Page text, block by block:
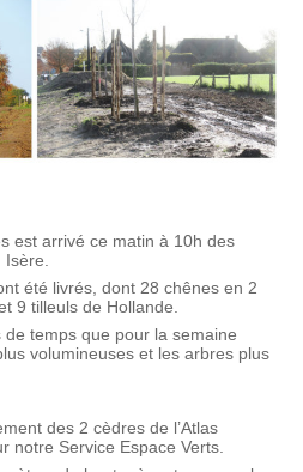
est arrivé ce matin à 10h des
Isère.
été livrés, dont 28 chênes en 2
9 tilleuls de Hollande.
temps que pour la semaine
volumineuses et les arbres plus
des 2 cèdres de l’Atlas
notre Service Espace Verts.